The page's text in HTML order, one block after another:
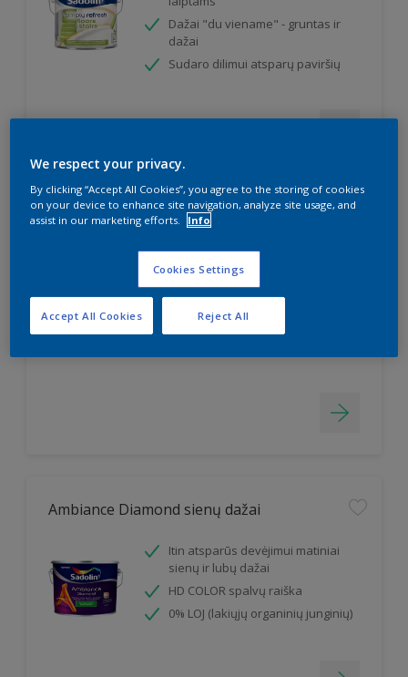
Dažai "du viename" - gruntas ir
dažai
Sudaro dilimui atsparų paviršių
Simply Refresh Wall Tiles
Pusiau matiniai dažai keraminėms
sienų plytelėms
dažai
Ambiance Diamond sienų dažai
Itin atsparūs devėjimui matiniai
sienų ir lubų dažai
HD COLOR spalvų raiška
0% LOJ (lakiųjų organinių junginių)
We respect your privacy.
By clicking “Accept All Cookies”, you agree to the storing of cookies
on your device to enhance site navigation, analyze site usage, and
assist in our marketing efforts.
Info
Cookies Settings
Reject All
Accept All Cookies